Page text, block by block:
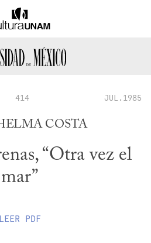
414 JUL.1985
COSTA
“Otra vez el
mar”
LEER PDF